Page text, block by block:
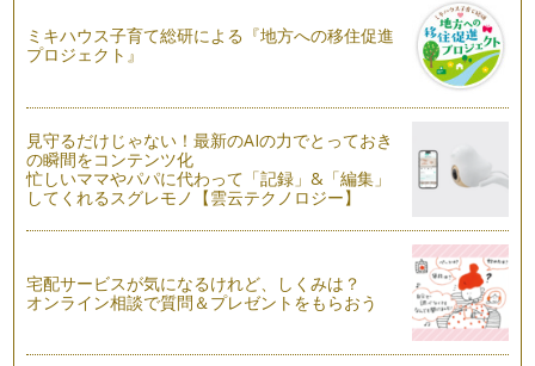
ミキハウス子育て総研による『地方への移住促進
プロジェクト』
見守るだけじゃない！最新のAIの力でとっておき
の瞬間をコンテンツ化
忙しいママやパパに代わって「記録」&「編集」
してくれるスグレモノ【雲云テクノロジー】
宅配サービスが気になるけれど、しくみは？
オンライン相談で質問＆プレゼントをもらおう